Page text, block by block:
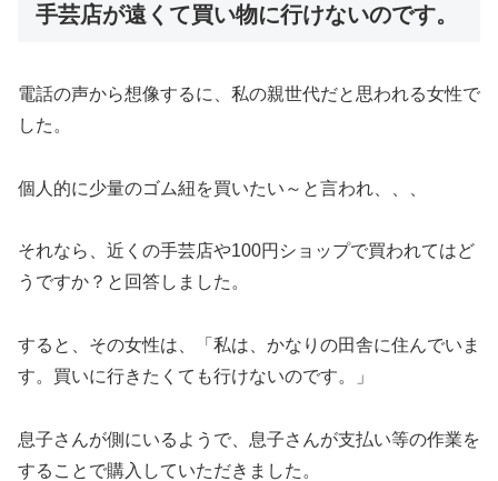
手芸店が遠くて買い物に行けないのです。
電話の声から想像するに、私の親世代だと思われる女性で
した。
個人的に少量のゴム紐を買いたい～と言われ、、、
それなら、近くの手芸店や100円ショップで買われてはど
うですか？と回答しました。
すると、その女性は、「私は、かなりの田舎に住んでいま
す。買いに行きたくても行けないのです。」
息子さんが側にいるようで、息子さんが支払い等の作業を
することで購入していただきました。